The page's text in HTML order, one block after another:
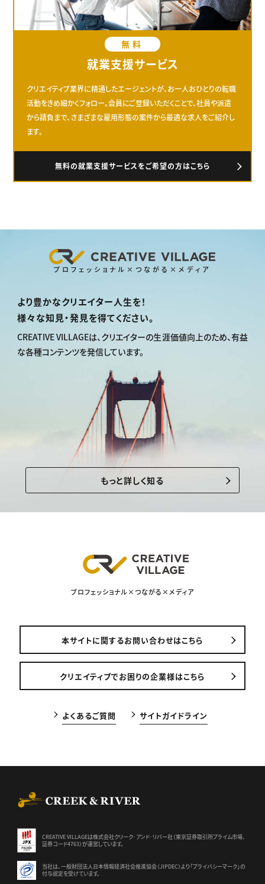
無料
就業支援サービス
クリエイティブ業界に精通したエージェントが、お一人おひとりの転職
活動をきめ細かくフォロー。会員にご登録いただくことで、社員や派遣
から請負まで、さまざまな雇用形態の案件から最適な求人をご紹介し
ます。
無料の就業支援サービスをご希望の方はこちら
プロフェッショナル×つながる×メディア
より豊かなクリエイター人生を！
様々な知見・発見を得てください。
CREATIVE VILLAGEは、クリエイターの生涯価値向上のため、有益
な各種コンテンツを発信しています。
もっと詳しく知る
プロフェッショナル×つながる×メディア
本サイトに関するお問い合わせはこちら
クリエイティブでお困りの企業様はこちら
よくあるご質問 サイトガイドライン
CREATIVE VILLAGEは株式会社クリーク･アンド･リバー社（東京証券取引所プライム市場、
証券コード4763）が運営しています。
当社は、一般財団法人日本情報経済社会推進協会（JIPDEC）より 「プライバシーマーク」の
付与認定を受けています。